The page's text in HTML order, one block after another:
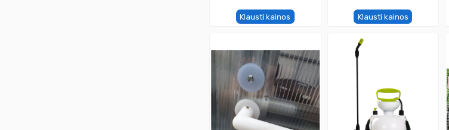
Klausti kainos Klausti kainos